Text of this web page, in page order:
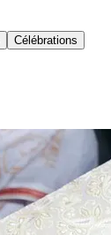
Célébrations